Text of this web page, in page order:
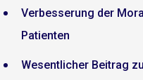
Verbesserung der
Patienten
Wesentlicher Beitrag